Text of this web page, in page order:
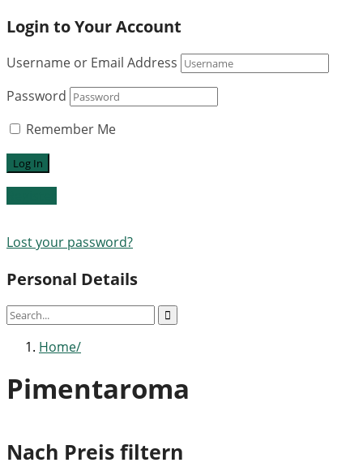
Login to Your Account
Username or Email Address
Password
Remember Me
Lost your password?
Personal Details
Home
Pimentaroma
Nach Preis filtern